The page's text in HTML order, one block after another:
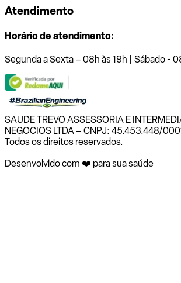
Atendimento
Horário de atendimento:
Segunda a Sexta – 08h às 19h | Sábado -
SAUDE TREVO ASSESSORIA E
NEGOCIOS LTDA – CNPJ: 45.453.448/
Todos os direitos reservados.
Desenvolvido com ❤️ para sua saúde